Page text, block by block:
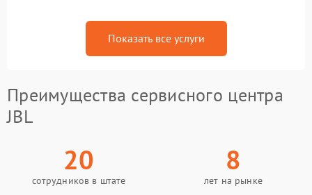
Показать все услуги
Преимущества сервисного центра
JBL
20
сотрудников в штате
8
лет на рынке